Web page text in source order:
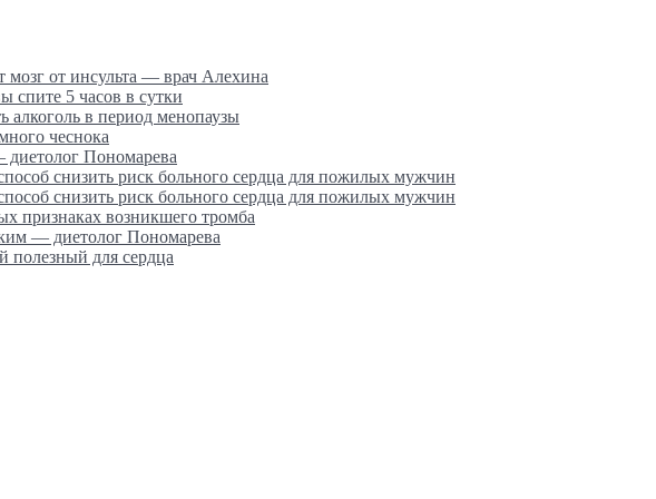
мозг от инсульта — врач Алехина
спите 5 часов в сутки
алкоголь в период менопаузы
чеснока
диетолог Пономарева
снизить риск больного сердца для пожилых мужчин
снизить риск больного сердца для пожилых мужчин
признаках возникшего тромба
— диетолог Пономарева
полезный для сердца